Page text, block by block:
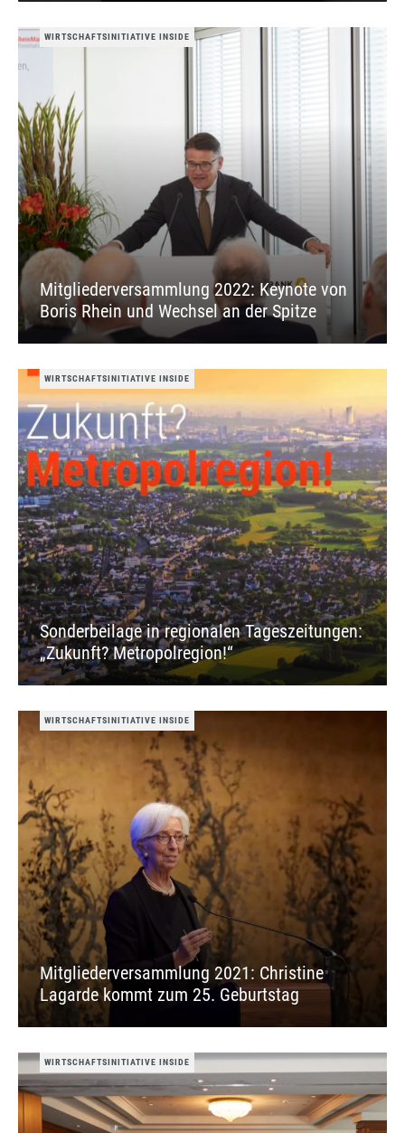
WIRTSCHAFTSINITIATIVE INSIDE
Mitgliederversammlung 2022: Keynote von
Boris Rhein und Wechsel an der Spitze
WIRTSCHAFTSINITIATIVE INSIDE
Sonderbeilage in regionalen Tageszeitungen:
„Zukunft? Metropolregion!“
WIRTSCHAFTSINITIATIVE INSIDE
Mitgliederversammlung 2021: Christine
Lagarde kommt zum 25. Geburtstag
WIRTSCHAFTSINITIATIVE INSIDE